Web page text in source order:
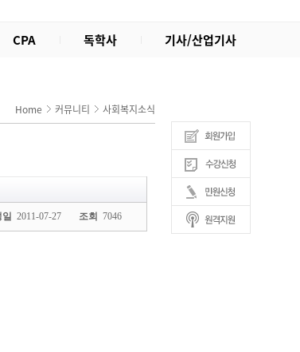
CPA 독학사 기사/산업기사
Home 커뮤니티 사회복지소식
2011-07-27 조회 7046